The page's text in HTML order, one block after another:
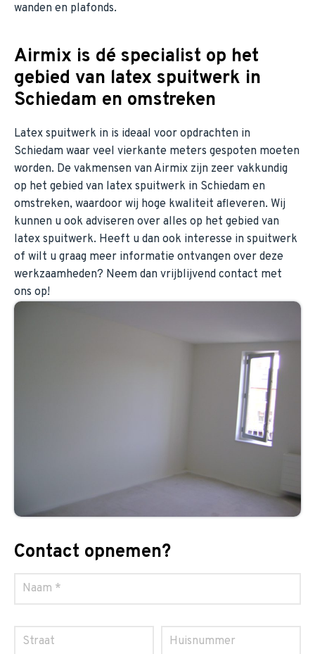
wanden en plafonds.
Airmix is dé specialist op het
gebied van latex spuitwerk in
Schiedam en omstreken
Latex spuitwerk in is ideaal voor opdrachten in
Schiedam waar veel vierkante meters gespoten moeten
worden. De vakmensen van Airmix zijn zeer vakkundig
op het gebied van latex spuitwerk in Schiedam en
omstreken, waardoor wij hoge kwaliteit afleveren. Wij
kunnen u ook adviseren over alles op het gebied van
latex spuitwerk. Heeft u dan ook interesse in spuitwerk
of wilt u graag meer informatie ontvangen over deze
werkzaamheden? Neem dan vrijblijvend contact met
ons op!
Contact opnemen?